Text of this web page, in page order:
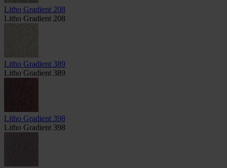
Litho Gradient 208
Litho Gradient 208
Litho Gradient 389
Litho Gradient 389
Litho Gradient 398
Litho Gradient 398